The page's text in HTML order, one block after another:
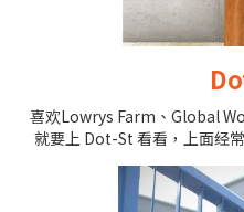
喜欢Lowrys Farm、Global
就要上 Dot-St 看看，上面经